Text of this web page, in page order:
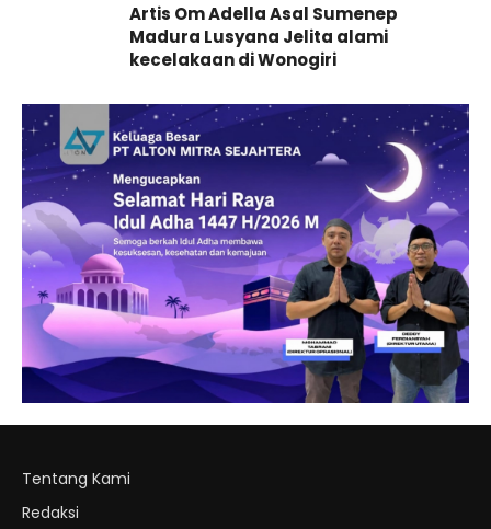
Artis Om Adella Asal Sumenep
Madura Lusyana Jelita alami
kecelakaan di Wonogiri
Tentang Kami
Redaksi